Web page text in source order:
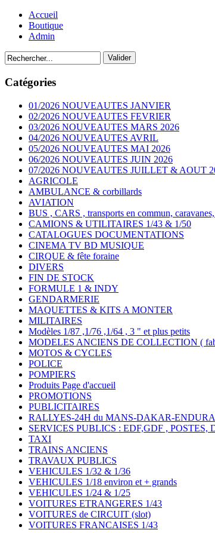
Accueil
Boutique
Admin
Catégories
01/2026 NOUVEAUTES JANVIER
02/2026 NOUVEAUTES FEVRIER
03/2026 NOUVEAUTES MARS 2026
04/2026 NOUVEAUTES AVRIL
05/2026 NOUVEAUTES MAI 2026
06/2026 NOUVEAUTES JUIN 2026
07/2026 NOUVEAUTES JUILLET & AOUT
AGRICOLE
AMBULANCE & corbillards
AVIATION
BUS , CARS , transports en commun,
CAMIONS & UTILITAIRES 1/43 & 1/50
CATALOGUES DOCUMENTATIONS
CINEMA TV BD MUSIQUE
CIRQUE & fête foraine
DIVERS
FIN DE STOCK
FORMULE 1 & INDY
GENDARMERIE
MAQUETTES & KITS A MONTER
MILITAIRES
Modèles 1/87 ,1/76 ,1/64 , 3 " et plus petits
MODELES ANCIENS DE COLLECTION (
MOTOS & CYCLES
POLICE
POMPIERS
Produits Page d'accueil
PROMOTIONS
PUBLICITAIRES
RALLYES-24H du MANS-DAKAR-
SERVICES PUBLICS : EDF,GDF , POSTES,
TAXI
TRAINS ANCIENS
TRAVAUX PUBLICS
VEHICULES 1/32 & 1/36
VEHICULES 1/18 environ et + grands
VEHICULES 1/24 & 1/25
VOITURES ETRANGERES 1/43
VOITURES de CIRCUIT (slot)
VOITURES FRANCAISES 1/43